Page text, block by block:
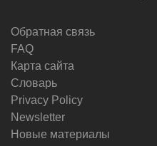
Обратная связь
FAQ
Карта сайта
Словарь
Privacy Policy
Newsletter
Новые материалы